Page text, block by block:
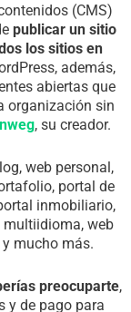
(CMS)
publicar un sitio
los sitios en
además,
abiertas que
organización sin
, su creador.
web personal,
portal de
inmobiliario,
multiidioma, web
mucho más.
preocuparte,
y de pago para